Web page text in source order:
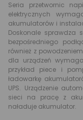
Seria przetwornic
elektrycznych
akumulatorów i
Doskonale sprawdza
bezpośredniego
również z
dla urządzeń
przykład piece i
ładowarkę
UPS. Urządzenie
sieci na pracę z
naładuje akumulator.